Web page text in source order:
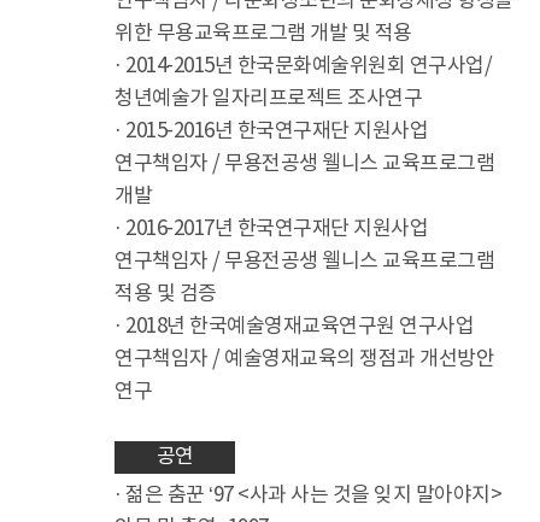
위한 무용교육프로그램 개발 및 적용
· 2014-2015년 한국문화예술위원회 연구사업/
청년예술가 일자리프로젝트 조사연구
· 2015-2016년 한국연구재단 지원사업
연구책임자 / 무용전공생 웰니스 교육프로그램
개발
· 2016-2017년 한국연구재단 지원사업
연구책임자 / 무용전공생 웰니스 교육프로그램
적용 및 검증
· 2018년 한국예술영재교육연구원 연구사업
연구책임자 / 예술영재교육의 쟁점과 개선방안
연구
공연
· 젊은 춤꾼 ‘97 <사과 사는 것을 잊지 말아야지>